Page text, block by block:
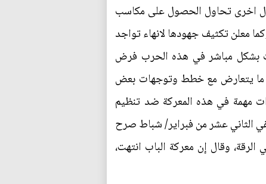
اخرى تحاول الحصول على مكاسب
معلن تكثيف جهودها لانهاء تواجد
بشكل مباشر في هذه الحرب فرض
ما يتعارض مع خطط وتوجهات بعض
مهمة في هذه المعركة ضد تنظيم
الثاني عشر من فبراير/ شباط صرح
وقال إن معركة الباب انتهت،